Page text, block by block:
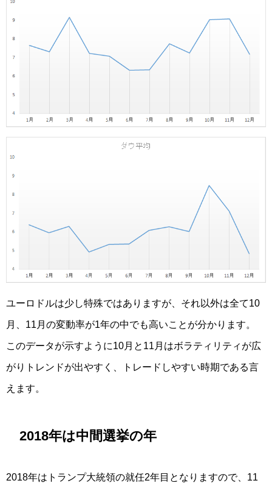
ユーロドルは少し特殊ではありますが、それ以外は全て10
月、11月の変動率が1年の中でも高いことが分かります。
このデータが示すように10月と11月はボラティリティが広
がりトレンドが出やすく、トレードしやすい時期である言
えます。
2018年は中間選挙の年
2018年はトランプ大統領の就任2年目となりますので、11